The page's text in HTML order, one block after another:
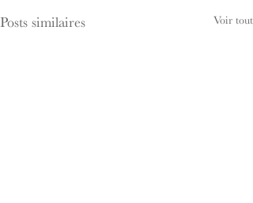
Posts similaires Voir tout